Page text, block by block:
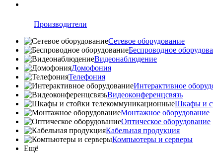
Производители
Сетевое оборудование
Беспроводное
Видеонаблюдение
Домофония
Телефония
Интерактивное
Видеоконференцсвязь
Шкафы и
Монтажное оборудование
Оптическое оборудование
Кабельная продукция
Компьютеры и серверы
Ещё